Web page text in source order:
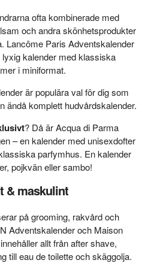
ofta kombinerade med
och andra skönhetsprodukter
Lancôme Paris Adventskalender
kalender med klassiska
i miniformat.
är populära val för dig som
ändå komplett hudvårdskalender.
? Då är Acqua di Parma
– en kalender med unisexdofter
parfymhus. En kalender
pojkvän eller sambo!
& maskulint
på grooming, rakvård och
Adventskalender och Maison
allt från after shave,
till eau de toilette och skäggolja.